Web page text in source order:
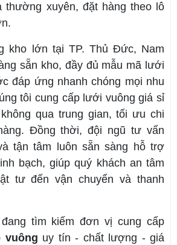
thường xuyên, đặt hàng theo lô
kho lớn tại TP. Thủ Đức, Nam
sẵn kho, đầy đủ mẫu mã lưới
đáp ứng nhanh chóng mọi nhu
tôi cung cấp lưới vuông giá sỉ
qua trung gian, tối ưu chi
Đồng thời, đội ngũ tư vấn
tận tâm luôn sẵn sàng hỗ trợ
bạch, giúp quý khách an tâm
tư đến vận chuyển và thanh
tìm kiếm đơn vị cung cấp
vuông uy tín - chất lượng - giá